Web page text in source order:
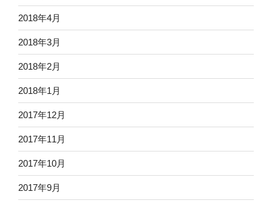
2018年4月
2018年3月
2018年2月
2018年1月
2017年12月
2017年11月
2017年10月
2017年9月